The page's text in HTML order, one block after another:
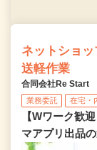
ネットショ
送軽作業
合同会社Re Start
業務委託 在宅・
【Wワーク歓
マアプリ出品